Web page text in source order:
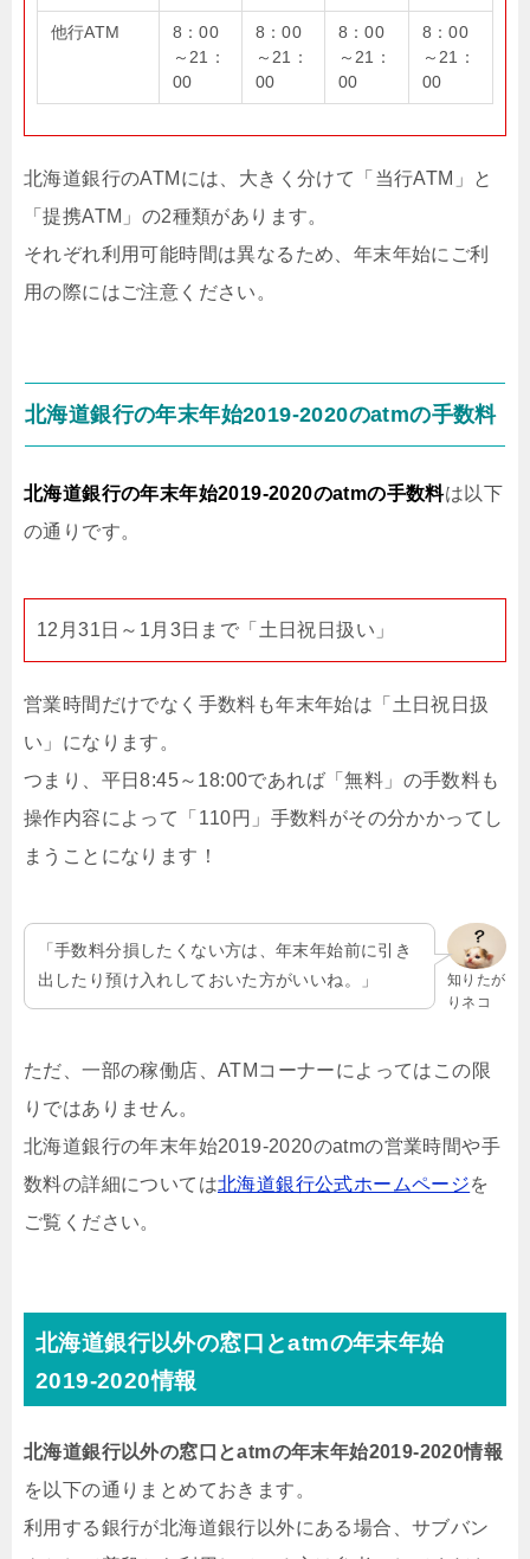
他行ATM
8：00
～21：
00
8：00
～21：
00
8：00
～21：
00
8：00
～21：
00
北海道銀行のATMには、大きく分けて「当行ATM」と
「提携ATM」の2種類があります。
それぞれ利用可能時間は異なるため、年末年始にご利
用の際にはご注意ください。
北海道銀行の年末年始2019-2020のatmの手数料
北海道銀行の年末年始2019-2020のatmの手数料は以下
の通りです。
12月31日～1月3日まで「土日祝日扱い」
営業時間だけでなく手数料も年末年始は「土日祝日扱
い」になります。
つまり、平日8:45～18:00であれば「無料」の手数料も
操作内容によって「110円」手数料がその分かかってし
まうことになります！
知りたが
りネコ
「手数料分損したくない方は、年末年始前に引き
出したり預け入れしておいた方がいいね。」
ただ、一部の稼働店、ATMコーナーによってはこの限
りではありません。
北海道銀行の年末年始2019-2020のatmの営業時間や手
数料の詳細については北海道銀行公式ホームページを
ご覧ください。
北海道銀行以外の窓口とatmの年末年始
2019-2020情報
北海道銀行以外の窓口とatmの年末年始2019-2020情報
を以下の通りまとめておきます。
利用する銀行が北海道銀行以外にある場合、サブバン